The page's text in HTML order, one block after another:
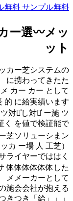
サッ
MightyGrassは 、 20 年 ににににり人サッカー芝システムのࢍ
人 工工
世界
򈢍の流